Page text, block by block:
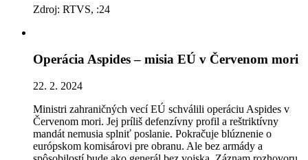
Zdroj: RTVS, :24
Operácia Aspides – misia EÚ v Červenom mori
22. 2. 2024
Ministri zahraničných vecí EÚ schválili operáciu Aspides v
Červenom mori. Jej príliš defenzívny profil a reštriktívny
mandát nemusia splniť poslanie. Pokračuje blúznenie o
európskom komisárovi pre obranu. Ale bez armády a